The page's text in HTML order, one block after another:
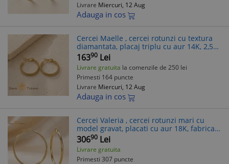
Livrare Miercuri, 12 Aug
Adauga in cos
Cercei Maelle , cercei rotunzi cu textura
diamantata, placaj triplu cu aur 14K, 2,5
cm
16390 Lei
Livrare gratuita la comenzile de 250 lei
Primesti 164 puncte
Livrare Miercuri, 12 Aug
Adauga in cos
Cercei Valeria , cercei rotunzi mari cu
model gravat, placati cu aur 18K, fabricati
A n Brazilia, 5,8 cm
30690 Lei
Livrare gratuita
Primesti 307 puncte